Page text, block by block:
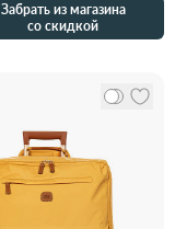
Забрать из магазина
со скидкой